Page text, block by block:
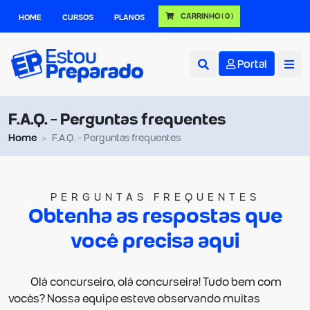
HOME CURSOS PLANOS CARRINHO( 0 )
Portal
F.A.Q. - Perguntas frequentes
Home F.A.Q. - Perguntas frequentes
PERGUNTAS FREQUENTES
Obtenha as respostas que
você precisa aqui
Olá concurseiro, olá concurseira! Tudo bem com
vocês? Nossa equipe esteve observando muitas